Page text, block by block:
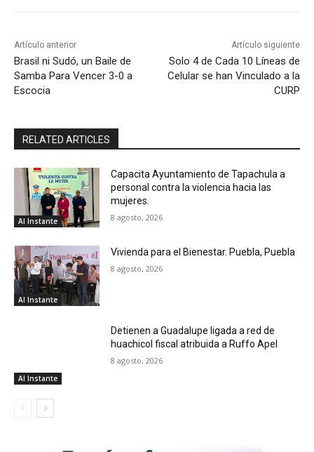
Artículo anterior
Brasil ni Sudó, un Baile de
Samba Para Vencer 3-0 a
Escocia
Artículo siguiente
Solo 4 de Cada 10 Líneas de
Celular se han Vinculado a la
CURP
RELATED ARTICLES
Al Instante
Capacita Ayuntamiento de Tapachula a
personal contra la violencia hacia las
mujeres.
8 agosto, 2026
Al Instante
Vivienda para el Bienestar. Puebla, Puebla
8 agosto, 2026
Al Instante
Detienen a Guadalupe ligada a red de
huachicol fiscal atribuida a Ruffo Apel
8 agosto, 2026